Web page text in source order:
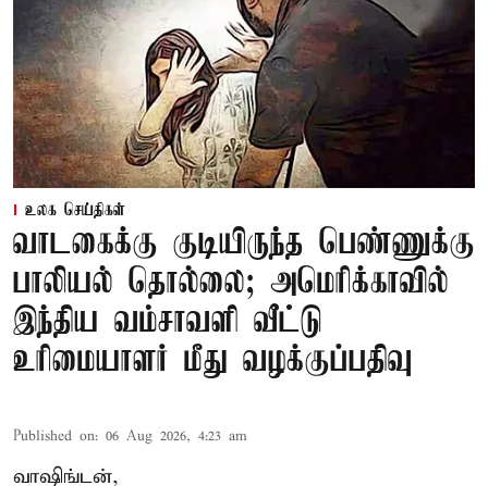
உலக செய்திகள்
வாடகைக்கு குடியிருந்த பெண்ணுக்கு
பாலியல் தொல்லை; அமெரிக்காவில்
இந்திய வம்சாவளி வீட்டு
உரிமையாளர் மீது வழக்குப்பதிவு
Published on: 06 Aug 2026, 4:23 am
வாஷிங்டன்,